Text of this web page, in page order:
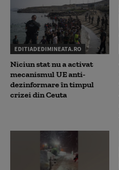
EDITIADEDIMINEATA.RO
Niciun stat nu a activat
mecanismul UE anti-
dezinformare în timpul
crizei din Ceuta